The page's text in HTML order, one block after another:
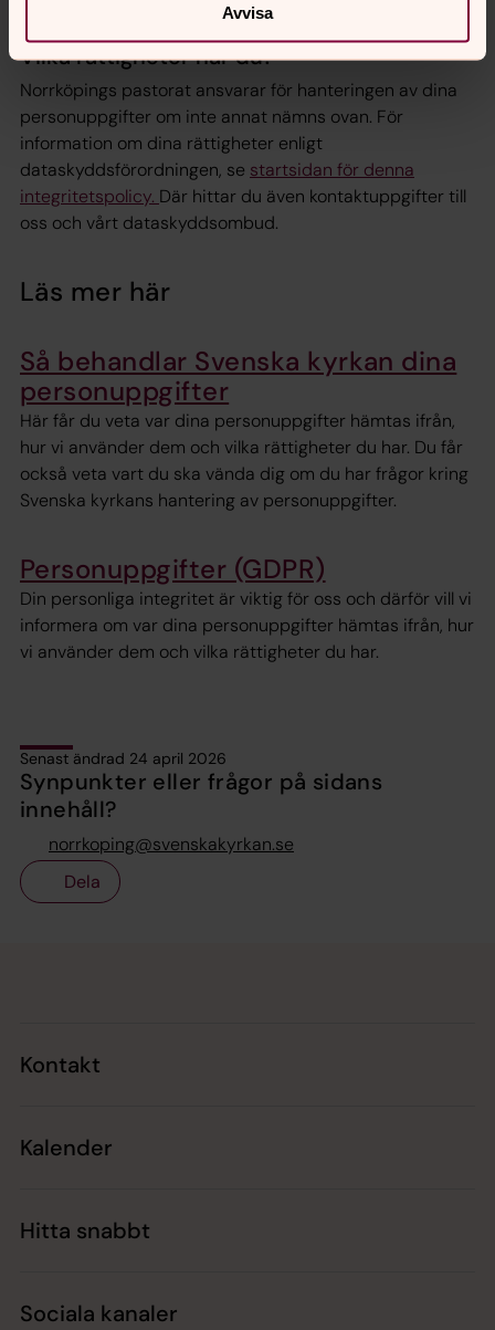
Avvisa
Vilka rättigheter har du?
Norrköpings pastorat ansvarar för hanteringen av dina
personuppgifter om inte annat nämns ovan. För
information om dina rättigheter enligt
dataskyddsförordningen, se startsidan för denna
integritetspolicy. Där hittar du även kontaktuppgifter till
oss och vårt dataskyddsombud.
Läs mer här
Så behandlar Svenska kyrkan dina
personuppgifter
Här får du veta var dina personuppgifter hämtas ifrån,
hur vi använder dem och vilka rättigheter du har. Du får
också veta vart du ska vända dig om du har frågor kring
Svenska kyrkans hantering av personuppgifter.
Personuppgifter (GDPR)
Din personliga integritet är viktig för oss och därför vill vi
informera om var dina personuppgifter hämtas ifrån, hur
vi använder dem och vilka rättigheter du har.
Senast ändrad 24 april 2026
Synpunkter eller frågor på sidans
innehåll?
norrkoping@svenskakyrkan.se
Dela
Kontakt
Kalender
Hitta snabbt
Sociala kanaler